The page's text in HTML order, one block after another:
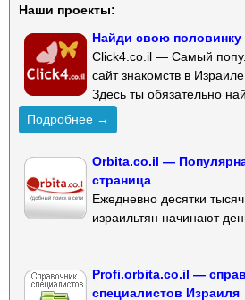
Наши проекты:
Найди свою половинку
Click4.co.il — Самый
сайт знакомств в
Здесь ты обязательно
Подробнее →
Orbita.co.il —
страница
Ежедневно десятки
израильтян начинают
Profi.orbita.co.il —
специалистов Израиля